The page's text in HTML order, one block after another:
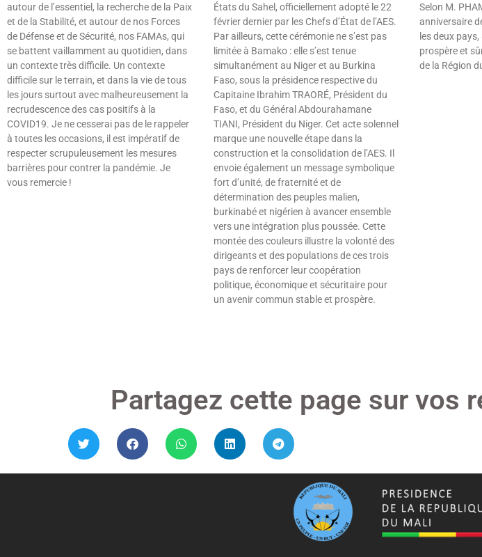
autour de l’essentiel, la recherche de la Paix
et de la Stabilité, et autour de nos Forces
de Défense et de Sécurité, nos FAMAs, qui
se battent vaillamment au quotidien, dans
un contexte très difficile. Un contexte
difficile sur le terrain, et dans la vie de tous
les jours surtout avec malheureusement la
recrudescence des cas positifs à la
COVID19. Je ne cesserai pas de le rappeler
à toutes les occasions, il est impératif de
respecter scrupuleusement les mesures
barrières pour contrer la pandémie. Je
vous remercie !
États du Sahel, officiellement adopté le 22
février dernier par les Chefs d’État de l’AES.
Par ailleurs, cette cérémonie ne s’est pas
limitée à Bamako : elle s’est tenue
simultanément au Niger et au Burkina
Faso, sous la présidence respective du
Capitaine Ibrahim TRAORÉ, Président du
Faso, et du Général Abdourahamane
TIANI, Président du Niger. Cet acte solennel
marque une nouvelle étape dans la
construction et la consolidation de l’AES. Il
envoie également un message symbolique
fort d’unité, de fraternité et de
détermination des peuples malien,
burkinabé et nigérien à avancer ensemble
vers une intégration plus poussée. Cette
montée des couleurs illustre la volonté des
dirigeants et des populations de ces trois
pays de renforcer leur coopération
politique, économique et sécuritaire pour
un avenir commun stable et prospère.
Selon M.
anniversaire
les deux
prospère et
de la Région
Partagez cette page sur vos